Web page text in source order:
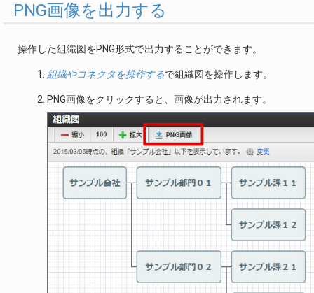
PNG画像を出力する
操作した組織図をPNG形式で出力することができます。
組織やコネクタを操作するで組織図を操作します。
PNG画像をクリックすると、画像が出力されます。